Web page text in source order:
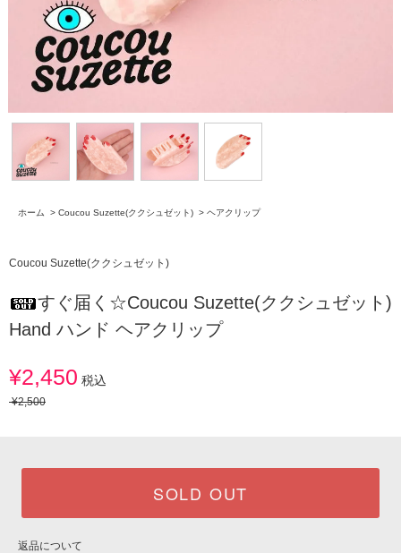
ホーム > Coucou Suzette(ククシュゼット) > ヘアクリップ
Coucou Suzette(ククシュゼット)
すぐ届く☆Coucou Suzette(ククシュゼット)
Hand ハンド ヘアクリップ
¥2,450 税込
¥2,500
SOLD OUT
返品について